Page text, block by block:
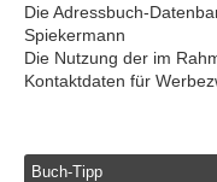
Die Adressbuch-
Spiekermann
Die Nutzung der im
Kontaktdaten für
Buch-Tipp